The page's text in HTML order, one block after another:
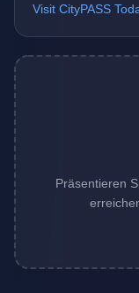
Visit CityPASS
Präsentieren